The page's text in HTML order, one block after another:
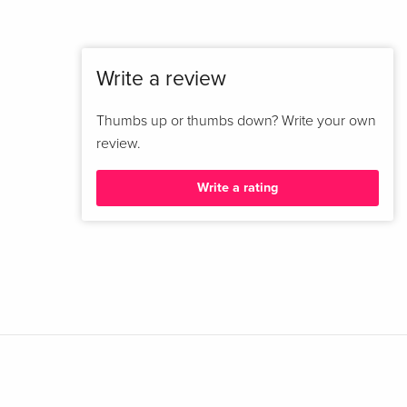
Write a review
Thumbs up or thumbs down? Write your own
review.
Write a rating